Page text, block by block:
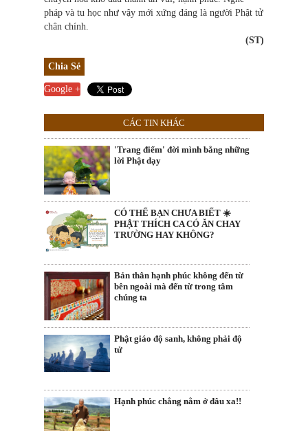
pháp và tu học như vậy mới xứng đáng là người Phật tử
chân chính.
(ST)
Chia Sẻ
Google +
CÁC TIN KHÁC
'Trang điểm' đời mình bằng những
lời Phật dạy
CÓ THỂ BẠN CHƯA BIẾT ☀️
PHẬT THÍCH CA CÓ ĂN CHAY
TRƯỜNG HAY KHÔNG?
Bản thân hạnh phúc không đến từ
bên ngoài mà đến từ trong tâm
chúng ta
Phật giáo độ sanh, không phải độ
tử
Hạnh phúc chẳng nằm ở đâu xa!!